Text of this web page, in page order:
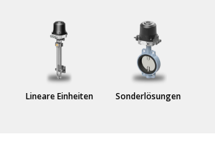
Lineare Einheiten Sonderlösungen